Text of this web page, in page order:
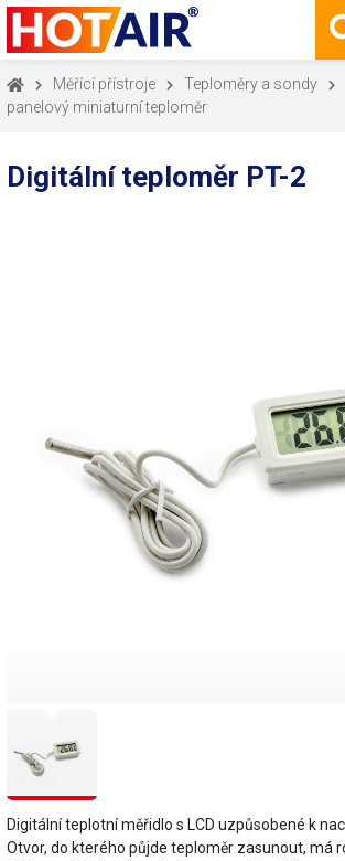
Měřící přístroje
Teploměry a sondy
panelový miniaturní teploměr
Digitální teploměr PT-2
Digitální teplotní měřidlo s LCD uzpůsobené k
Otvor, do kterého půjde teploměr zasunout, má